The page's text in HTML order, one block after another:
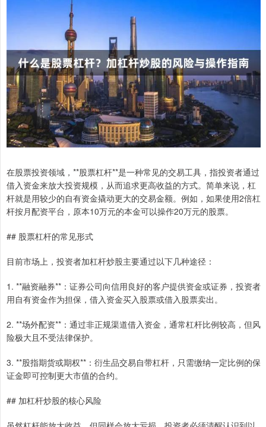
在股票投资领域，**股票杠杆**是一种常见的交易工具，指投资者通过
借入资金来放大投资规模，从而追求更高收益的方式。简单来说，杠
杆就是用较少的自有资金撬动更大的交易金额。例如，如果使用2倍杠
杆按月配资平台，原本10万元的本金可以操作20万元的股票。
## 股票杠杆的常见形式
目前市场上，投资者加杠杆炒股主要通过以下几种途径：
1. **融资融券**：证券公司向信用良好的客户提供资金或证券，投资者
用自有资金作为担保，借入资金买入股票或借入股票卖出。
2. **场外配资**：通过非正规渠道借入资金，通常杠杆比例较高，但风
险极大且不受法律保护。
3. **股指期货或期权**：衍生品交易自带杠杆，只需缴纳一定比例的保
证金即可控制更大市值的合约。
## 加杠杆炒股的核心风险